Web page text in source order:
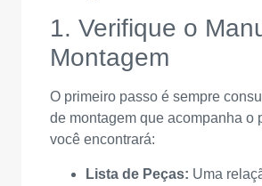
1. Verifique o
Montagem
O primeiro passo é sempre
de montagem que acompanha o
você encontrará:
Lista de Peças: Uma